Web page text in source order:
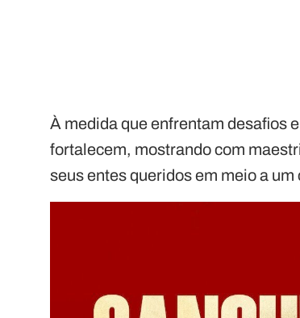
À medida que enfrentam desafios
fortalecem, mostrando com
seus entes queridos em meio a